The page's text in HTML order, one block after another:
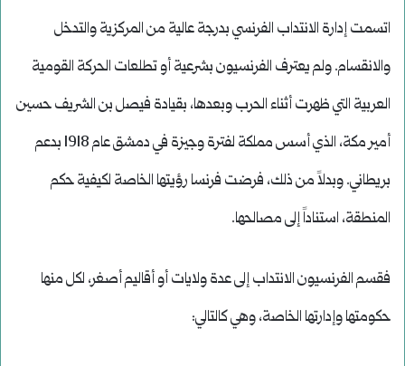
اتسمت إدارة الانتداب الفرنسي بدرجة عالية من المركزية والتدخل
والانقسام. ولم يعترف الفرنسيون بشرعية أو تطلعات الحركة القومية
العربية التي ظهرت أثناء الحرب وبعدها، بقيادة فيصل بن الشريف حسين
أمير مكة، الذي أسس مملكة لفترة وجيزة في دمشق عام 1918 بدعم
بريطاني. وبدلاً من ذلك، فرضت فرنسا رؤيتها الخاصة لكيفية حكم
المنطقة، استناداً إلى مصالحها.
فقسم الفرنسيون الانتداب إلى عدة ولايات أو أقاليم أصغر، لكل منها
حكومتها وإدارتها الخاصة، وهي كالتالي: